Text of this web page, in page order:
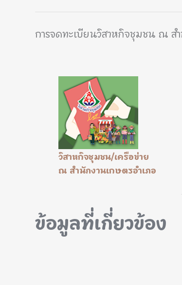
การจดทะเบียนวิสาหกิจชุมชน ณ ส
วิสาหกิจชุมชน/เครือข่าย
ณ สำนักงานเกษตรอำเภอ
ข้อมูลที่เกี่ยวข้อง